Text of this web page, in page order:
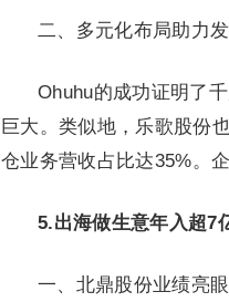
二、多元化布局助力
Ohuhu的成功证明了
巨大。类似地，乐歌股份
仓业务营收占比达35%。
5.出海做生意年入超7
一、北鼎股份业绩亮眼